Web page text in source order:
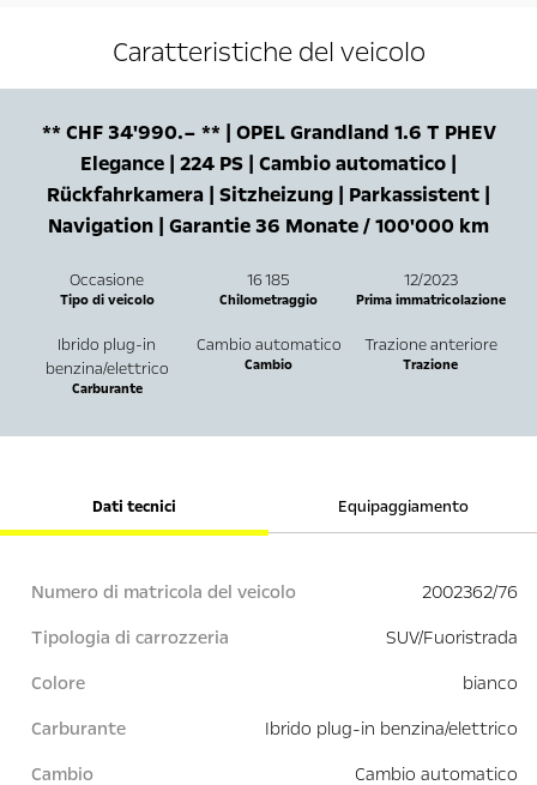
Caratteristiche del veicolo
** CHF 34'990.– ** | OPEL Grandland 1.6 T PHEV
Elegance | 224 PS | Cambio automatico |
Rückfahrkamera | Sitzheizung | Parkassistent |
Navigation | Garantie 36 Monate / 100'000 km
Occasione
Tipo di veicolo
16 185
Chilometraggio
12/2023
Prima immatricolazione
Ibrido plug-in
benzina/elettrico
Carburante
Cambio automatico
Cambio
Trazione anteriore
Trazione
Dati tecnici Equipaggiamento
Numero di matricola del veicolo
2002362/76
Tipologia di carrozzeria
SUV/Fuoristrada
Colore
bianco
Carburante
Ibrido plug-in benzina/elettrico
Cambio
Cambio automatico